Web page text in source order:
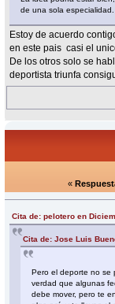
de una sola especialidad.
Estoy de acuerdo
en este pais casi el
De los otros solo se
deportista triunfa
«
Cita de: pelotero en
Cita de: Jose Luis
Pero el deporte no se
verdad que algunas
debe mover, pero te